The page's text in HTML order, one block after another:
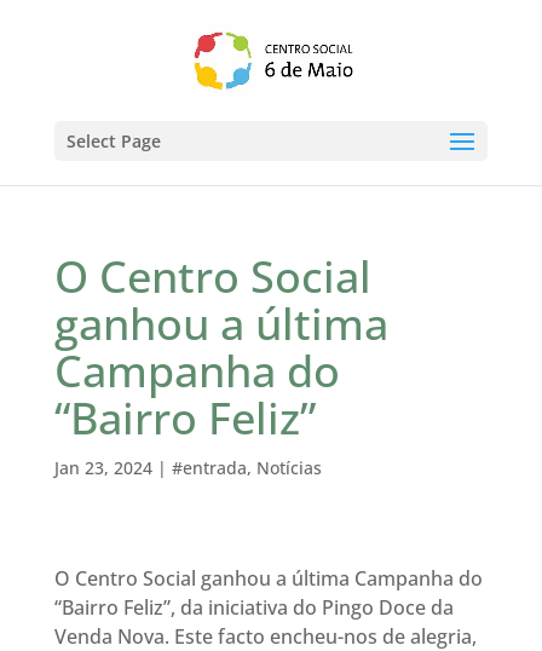
Select Page
O Centro Social
ganhou a última
Campanha do
“Bairro Feliz”
Jan 23, 2024| #entrada, Notícias
O Centro Social ganhou a última Campanha do
“Bairro Feliz”, da iniciativa do Pingo Doce da
Venda Nova. Este facto encheu-nos de alegria,